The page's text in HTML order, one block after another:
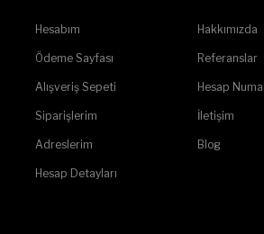
Hesabım
Ödeme Sayfası
Alışveriş Sepeti
Siparişlerim
Adreslerim
Hesap Detayları
Hakkımızda
Referanslar
Hesap
İletişim
Blog